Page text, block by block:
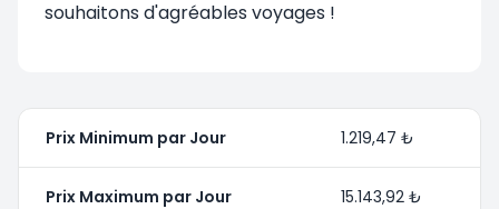
souhaitons d'agréables voyages !
Prix Minimum par Jour 1.219,47 ₺
Prix Maximum par Jour 15.143,92 ₺